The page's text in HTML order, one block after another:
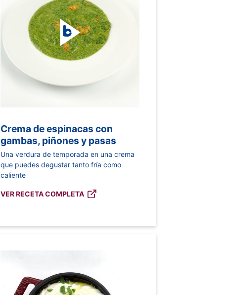
Crema de espinacas con
gambas, piñones y pasas
Una verdura de temporada en una crema
que puedes degustar tanto fría como
caliente
VER RECETA COMPLETA